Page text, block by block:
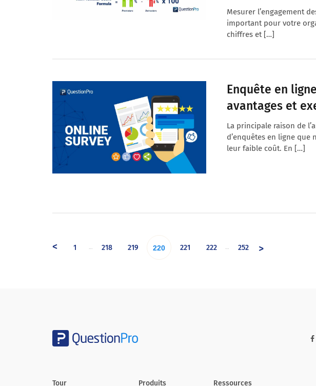
Mesurer l’engagement
important pour votre
chiffres et […]
Enquête en
avantages et
La principale raison de
d’enquêtes en ligne que
leur faible coût. En […]
< 1 … 218 219 220 221 222 … 252 >
Tour Produits Ressources